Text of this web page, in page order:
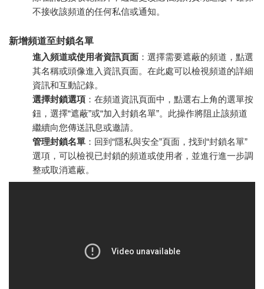
不接收該頻道的任何私信或通知。
新增頻道至封鎖名單
進入頻道或使用者資訊頁面 ：選擇需要遮蔽的頻道，點選
其名稱或頭像進入資訊頁面。在此處可以檢視頻道的詳細
資訊和互動記錄。
選擇封鎖選項 ：在頻道資訊頁面中，點選右上角的選單按
鈕，選擇“遮蔽”或“加入封鎖名單”。此操作將阻止該頻道
繼續向您傳送訊息或邀請。
管理封鎖名單 ：回到“隱私與安全”頁面，找到“封鎖名單”
選項，可以檢視已封鎖的頻道或使用者，並進行進一步調
整或取消遮蔽。